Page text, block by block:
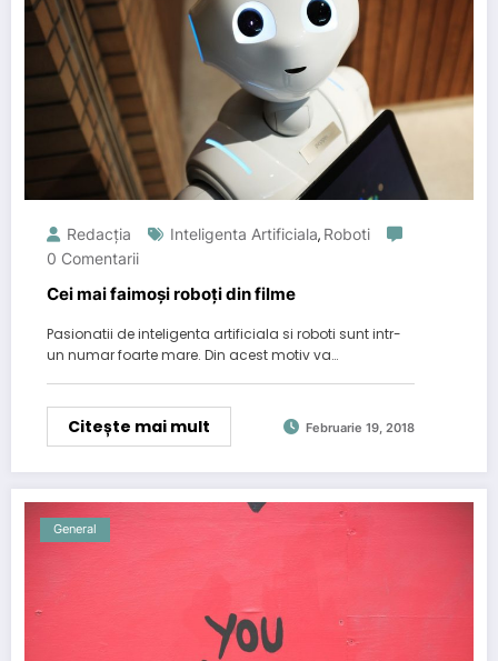
Redacția Inteligenta Artificiala, Roboti
0 Comentarii
Cei mai faimoși roboți din filme
Pasionatii de inteligenta artificiala si roboti sunt intr-
un numar foarte mare. Din acest motiv va…
Citește mai mult Februarie 19, 2018
General